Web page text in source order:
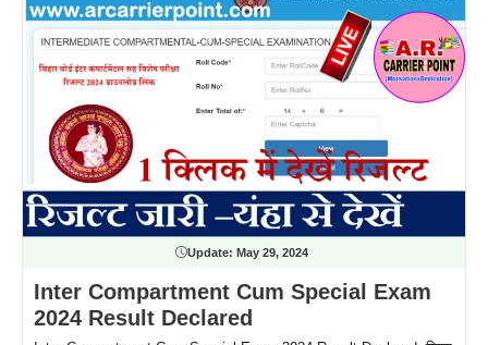
Update: May 29, 2024
Inter Compartment Cum Special Exam
2024 Result Declared